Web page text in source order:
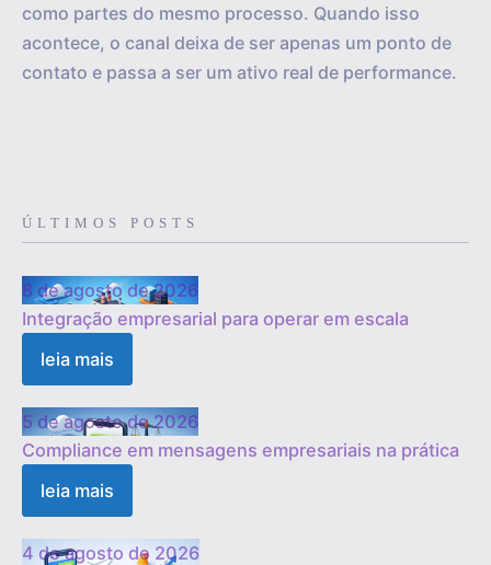
como partes do mesmo processo. Quando isso
acontece, o canal deixa de ser apenas um ponto de
contato e passa a ser um ativo real de performance.
ÚLTIMOS POSTS
8 de agosto de 2026
Integração empresarial para operar em escala
leia mais
5 de agosto de 2026
Compliance em mensagens empresariais na prática
leia mais
4 de agosto de 2026